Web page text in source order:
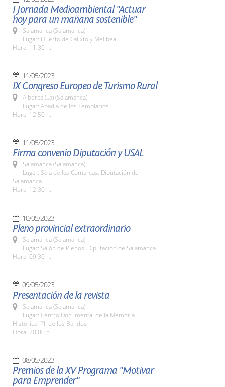
I Jornada Medioambiental "Actuar
hoy para un mañana sostenible"
Salamanca (Salamanca)
Lugar: Huerto de Calixto y Melibea
Hora: 11:30 h.
11/05/2023
IX Congreso Europeo de Turismo Rural
Alberca (La) (Salamanca)
Lugar: Abadía de los Templarios
Hora: 12:50 h.
11/05/2023
Firma convenio Diputación y USAL
Salamanca (Salamanca)
Lugar: Sala de las Comarcas. Diputación de
Salamanca
Hora: 12:30 h.
10/05/2023
Pleno provincial extraordinario
Salamanca (Salamanca)
Lugar: Salón de Plenos. Diputación de Salamanca
Hora: 09:30 h.
09/05/2023
Presentación de la revista
Salamanca (Salamanca)
Lugar: Centro Documental de la Memoria
Histórica. Pl. de los Bandos
Hora: 20:00 h.
08/05/2023
Premios de la XV Programa "Motivar
para Emprender"